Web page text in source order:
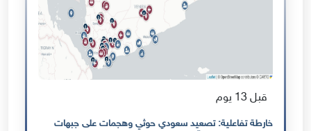
قبل 13 يوم
خارطة تفاعلية: تصعيد سعودي حوثي وهجمات على جبهات